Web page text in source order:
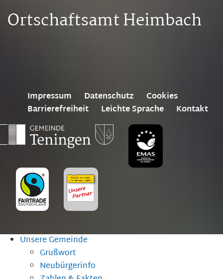
Ortschaftsamt Heimbach
Impressum Datenschutz
Cookies
Barrierefreiheit
Leichte Sprache Kontakt
Unsere Gemeinde
Grußwort
Neubürgerinfo